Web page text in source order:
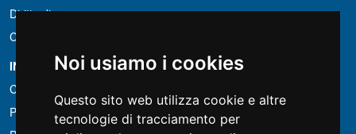
Noi usiamo i cookies
Questo sito web utilizza cookie e altre
tecnologie di tracciamento per
Diritto di recesso
Condizioni IVA
INFORMAZIONI
Condizioni di noleggio
Preventivi